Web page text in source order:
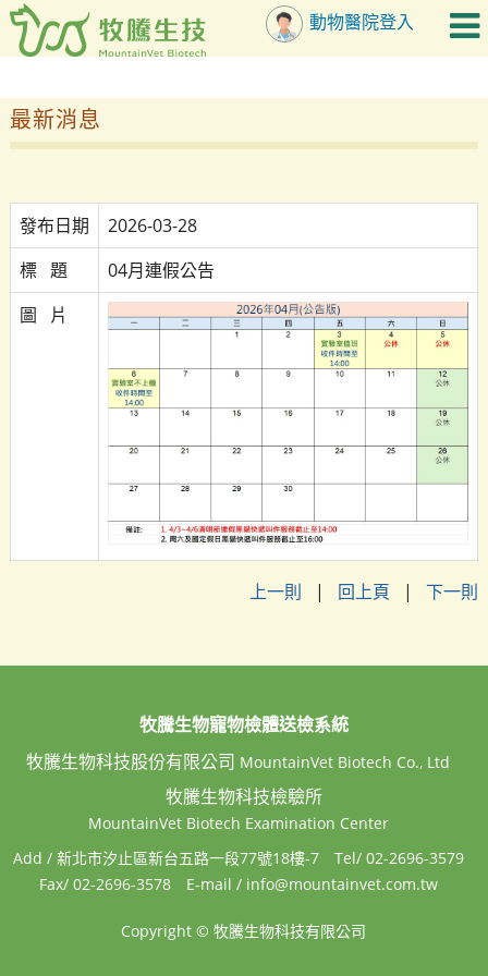
動物醫院登入
最新消息
發布日期
2026-03-28
標   題
04月連假公告
圖   片
上一則 | 回上頁 |下一則
牧騰生物寵物檢體送檢系統
牧騰生物科技股份有限公司 MountainVet Biotech Co., Ltd
牧騰生物科技檢驗所
MountainVet Biotech Examination Center
Add / 新北市汐止區新台五路一段77號18樓-7
Tel/ 02-2696-3579
Fax/ 02-2696-3578
E-mail / info@mountainvet.com.tw
Copyright © 牧騰生物科技有限公司